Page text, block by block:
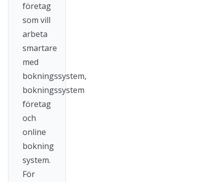
företag
som vill
arbeta
smartare
med
bokningssystem,
bokningssystem
företag
och
online
bokning
system.
För